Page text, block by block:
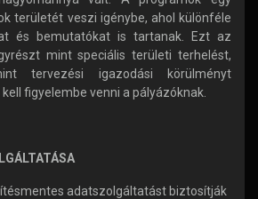
területét veszi igénybe, ahol különféle
és bemutatókat is tartanak. Ezt az
mint speciális területi terhelést,
tervezési igazodási körülményt
figyelembe venni a pályázóknak.
adatszolgáltatást biztosítják